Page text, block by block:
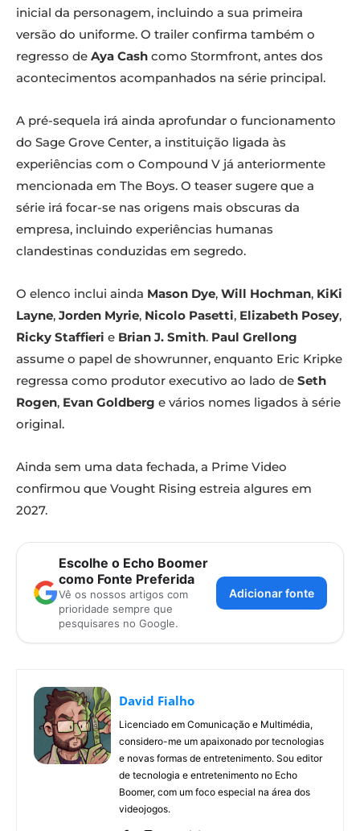
inicial da personagem, incluindo a sua primeira
versão do uniforme. O trailer confirma também o
regresso de Aya Cash como Stormfront, antes dos
acontecimentos acompanhados na série principal.
A pré-sequela irá ainda aprofundar o funcionamento
do Sage Grove Center, a instituição ligada às
experiências com o Compound V já anteriormente
mencionada em The Boys. O teaser sugere que a
série irá focar-se nas origens mais obscuras da
empresa, incluindo experiências humanas
clandestinas conduzidas em segredo.
O elenco inclui ainda Mason Dye, Will Hochman, KiKi
Layne, Jorden Myrie, Nicolo Pasetti, Elizabeth Posey,
Ricky Staffieri e Brian J. Smith. Paul Grellong
assume o papel de showrunner, enquanto Eric Kripke
regressa como produtor executivo ao lado de Seth
Rogen, Evan Goldberg e vários nomes ligados à série
original.
Ainda sem uma data fechada, a Prime Video
confirmou que Vought Rising estreia algures em
2027.
Escolhe o Echo Boomer
como Fonte Preferida
Vê os nossos artigos com
prioridade sempre que
pesquisares no Google.
Adicionar fonte
David Fialho
Licenciado em Comunicação e Multimédia,
considero-me um apaixonado por tecnologias
e novas formas de entretenimento. Sou editor
de tecnologia e entretenimento no Echo
Boomer, com um foco especial na área dos
videojogos.